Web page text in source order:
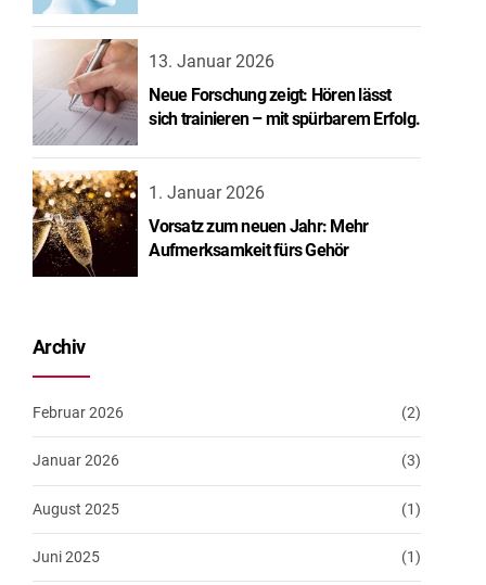
13. Januar 2026
Neue Forschung zeigt: Hören lässt
sich trainieren – mit spürbarem Erfolg.
1. Januar 2026
Vorsatz zum neuen Jahr: Mehr
Aufmerksamkeit fürs Gehör
Archiv
Februar 2026 (2)
Januar 2026 (3)
August 2025 (1)
Juni 2025 (1)